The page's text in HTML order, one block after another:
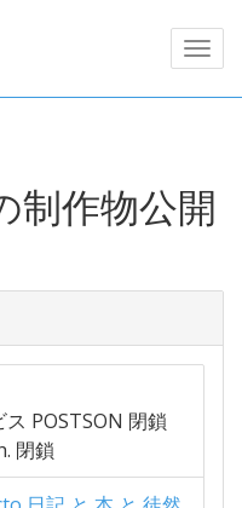
制作物公開
POSTSON 閉鎖
閉鎖